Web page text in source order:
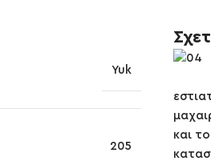
Yuk
205
και